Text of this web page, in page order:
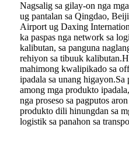
Nagsalig sa gilay-on nga
ug pantalan sa Qingdao,
Airport ug Daxing
ka paspas nga network sa
kalibutan, sa panguna
rehiyon sa tibuuk
mahimong kwalipikado sa
ipadala sa unang higayon.Sa
among mga produkto
nga proseso sa pagputos
produkto dili hinungdan sa
logistik sa panahon sa